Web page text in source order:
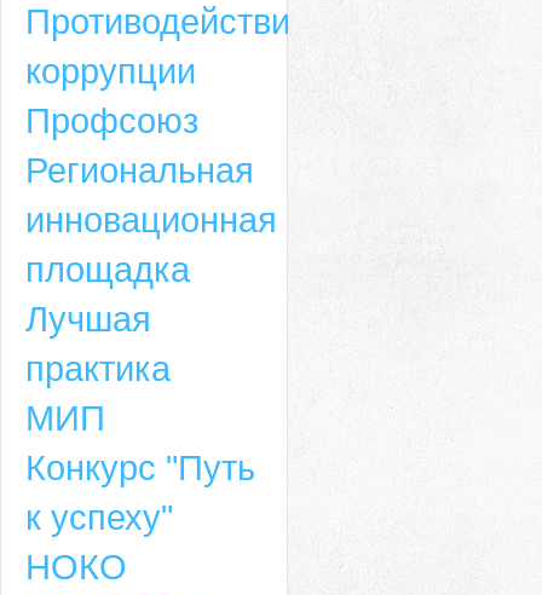
Противодействие
коррупции
Профсоюз
Региональная
инновационная
площадка
Лучшая
практика
МИП
Конкурс "Путь
к успеху"
НОКО